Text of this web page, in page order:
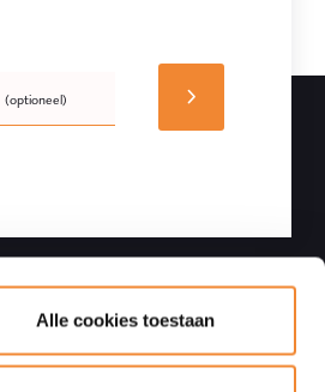
Alle cookies toestaan
(optioneel)
Contactgegevens
Adres